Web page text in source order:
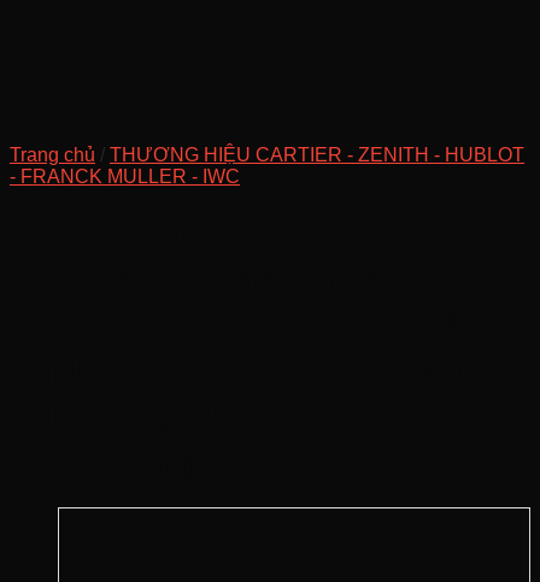
Trang chủ / THƯƠNG HIỆU CARTIER - ZENITH - HUBLOT
- FRANCK MULLER - IWC